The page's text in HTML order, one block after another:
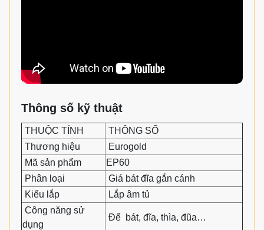
Thông số kỹ thuật
THUỘC TÍNH
THÔNG SỐ
Thương hiệu
Eurogold
Mã sản phẩm
EP60
Phân loại
Giá bát đĩa gắn cánh
Kiểu lắp
Lắp âm tủ
Công năng sử
dụng
Để bát, đĩa, thìa, đũa…